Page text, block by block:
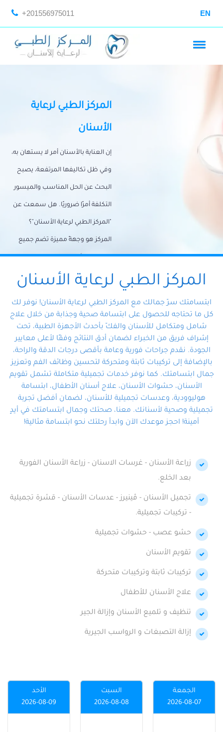
+201556975011 EN
المركز الطبي لرعاية
الأسنان
إن العناية بالأسنان أمر لا يستهان به،
وفي ظل تكاليفها المرتفعة، يصبح
البحث عن الحل المناسب والميسور
التكلفة أمرًا ضروريًا. هل سمعت عن
"المركز الطبي لرعاية الأسنان"؟
المركز هو وجهةً مميزة تضم جميع
احتياجات الأسنان تحت سقف واحد،
وتضمن لك حلاً شاملًا لجميع
المتخصص ذوي الخبرة، ستجد نفسك
في أيد أمينة تلبي احتياجاتك بكل
احترافية ودقة.
المركز الطبي لرعاية الأسنان
ابتسامتك سرّ جمالك مع المركز الطبي لرعاية الأسنان! نوفر لك
كل ما تحتاجه للحصول على ابتسامة صحية وجذابة من خلال علاج
شامل ومتكامل للأسنان والفكّ بأحدث الأجهزة الطبية، تحت
إشراف فريق من الخبراء لضمان أدق النتائج وفقًا لأعلى معايير
الجودة. نقدم جراحات فورية وعامة بأقصى درجات الدقة والراحة،
بالإضافة إلى تركيبات ثابتة ومتحركة لتحسين وظائف الفم وتعزيز
جمال ابتسامتك. كما نوفر خدمات تجميلية متكاملة تشمل تقويم
الأسنان، حشوات الأسنان، علاج أسنان الأطفال، ابتسامة
هوليوودية، وعدسات تجميلية للأسنان، لضمان أفضل تجربة
تجميلية وصحية لأسنانك. معنا، صحتك وجمال ابتسامتك في أيدٍ
أمينة! احجز موعدك الآن وابدأ رحلتك نحو ابتسامة مثالية!
زراعة الأسنان - غرسات الاسنان - زراعة الأسنان الفورية
بعد الخلع.
تجميل الأسنان - ڤينيرز - عدسات الأسنان - قشرة تجميلية
- تركيبات تجميلية.
حشو عصب - حشوات تجميلية
تقويم الأسنان
تركيبات ثابتة وتركيبات متحركة
علاج الأسنان للأطفال
تنظيف و تلميع الأسنان وإزالة الجير
إزالة التصبغات و الرواسب الجيرية
الجمعة
2026-08-07
السبت
2026-08-08
الأحد
2026-08-09